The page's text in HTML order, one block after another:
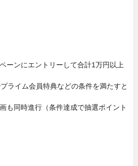
ーンにエントリーして合計1万円以上
ライム会員特典などの条件を満たすと
も同時進行（条件達成で抽選ポイント